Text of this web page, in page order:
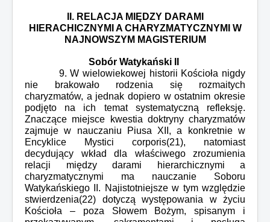
II. RELACJA MIĘDZY DARAMI
HIERACHICZNYMI A CHARYZMATYCZNYMI W
NAJNOWSZYM MAGISTERIUM
Sobór Watykański II
9. W wielowiekowej historii Kościoła nigdy
nie brakowało rodzenia się rozmaitych
charyzmatów, a jednak dopiero w ostatnim okresie
podjęto na ich temat systematyczną refleksję.
Znaczące miejsce kwestia doktryny charyzmatów
zajmuje w nauczaniu Piusa XII, a konkretnie w
Encyklice Mystici corporis(21), natomiast
decydujący wkład dla właściwego zrozumienia
relacji między darami hierarchicznymi a
charyzmatycznymi ma nauczanie Soboru
Watykańskiego II. Najistotniejsze w tym względzie
stwierdzenia(22) dotyczą występowania w życiu
Kościoła – poza Słowem Bożym, spisanym i